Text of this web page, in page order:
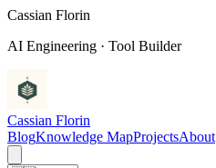
Cassian Florin
AI Engineering · Tool Builder
Cassian Florin
BlogKnowledge MapProjectsAbout